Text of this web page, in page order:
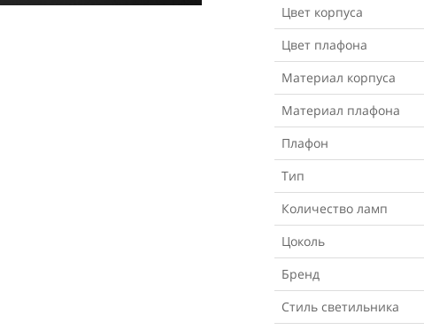
Цвет корпуса
Цвет плафона
Материал корпуса
Материал плафона
Плафон
Тип
Количество ламп
Цоколь
Бренд
Стиль светильника